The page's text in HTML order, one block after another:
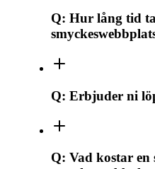
Q: Hur lång tid
Q: Erbjuder ni
Q: Vad kostar